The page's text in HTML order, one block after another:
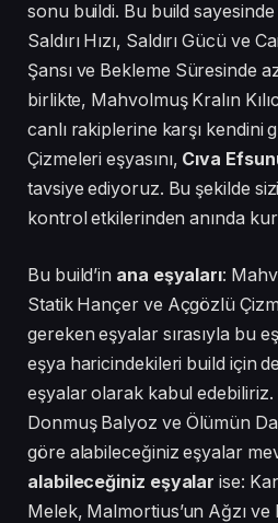
sonu buildi. Bu build
Saldırı Hızı, Saldırı Gücü ve
Şansı ve Bekleme Süresinde
birlikte, Mahvolmuş Kralın
canlı rakiplerine karşı kendini
Çizmeleri eşyasını, Cıva
tavsiye ediyoruz. Bu şekilde sizi
kontrol etkilerinden anında
Bu build’in ana eşyaları:
Statik Hançer ve Açgözlü
gereken eşyalar sırasıyla bu
eşya haricindekileri build için
eşyalar olarak kabul edebiliriz.
Donmuş Balyoz ve Ölümün
göre alabileceğiniz eşyalar
alabileceğiniz eşyalar ise:
Melek, Malmortius’un Ağzı ve